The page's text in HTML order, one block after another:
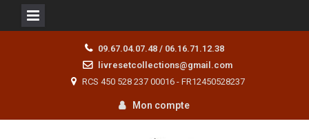
09.67.04.07.48 / 06.16.71.12.38
livresetcollections@gmail.com
RCS 450 528 237 00016 - FR12450528237
Mon compte